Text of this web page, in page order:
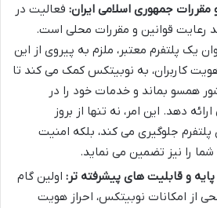
مقررات جمهوری اسلامی ایران: فعالیت در
رعایت قوانین و مقررات محلی است.
یک پلتفرم معتبر، ملزم به پیروی از این
کاربران، به نوبیتکس کمک می کند تا
همسو بماند و خدمات خود را در
دهد. این امر، نه تنها از بروز
پلتفرم جلوگیری می کند، بلکه امنیت
را نیز تضمین می نماید.
و قابلیت های پیشرفته تر: اولین گام
از امکانات نوبیتکس، احراز هویت